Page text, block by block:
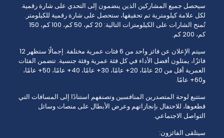
سيحصل جميع المشاركين الذين ينضمون إلى التحدي على شارة رقمية.
لكل علامة كيلومترية تم تحقيقها، ستحصل على شارة رقمية للكيلومتر.
تُمنح الشارات على الكيلومترات التالية: 20 كم، 50 كم، 100 كم، 150
كم، 200 كم.
سيتم الإعلان عن فائز واحد من 6 فئات عمرية مختلفة. إجمالًا ستظهر 12
فائزًا، يمثلون أفضل الأداء في كل فئة عمرية وفئة جنسية. تتضمن الفئات
العمرية أقل من 20 عامًا، 20+ عامًا، 30+ عامًا، 40+ عامًا، 50+ عامًا،
و60+ عامًا.
ستتبع لوحة المتصدرين المنافسين وتصنفهم استنادًا إلى المسافات التي
قطعوها، للاحتفال بإنجازاتهم وعرض الأبطال على منصات وسائل
التواصل الاجتماعي.
سيتلقى الفائزون: